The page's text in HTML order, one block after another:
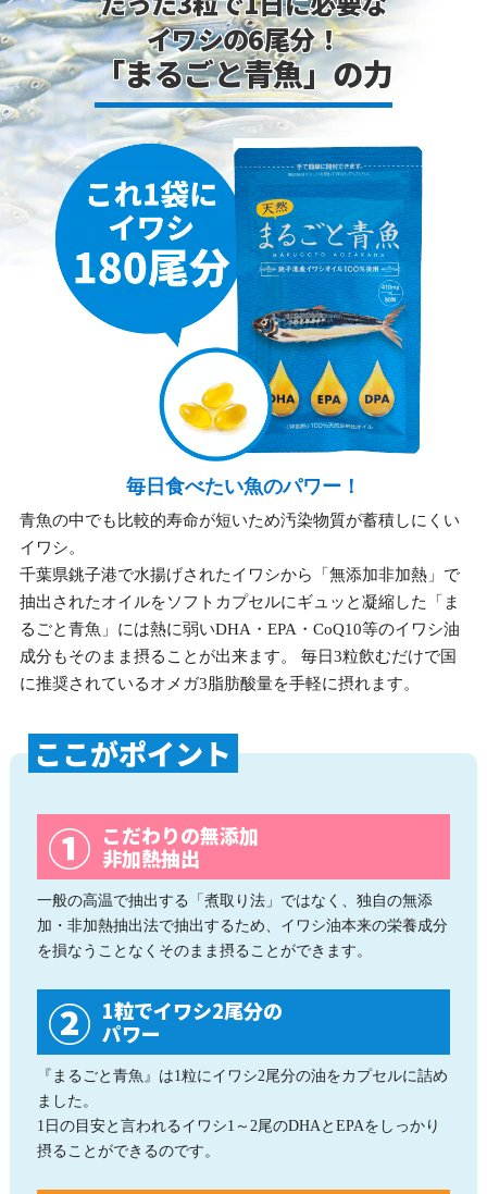
イワシの6尾分！
「まるごと青魚」の力
毎日食べたい魚のパワー！
青魚の中でも比較的寿命が短いため汚染物質が蓄積しにくい
イワシ。
千葉県銚子港で水揚げされたイワシから「無添加非加熱」で
抽出されたオイルをソフトカプセルにギュッと凝縮した「ま
るごと青魚」には熱に弱いDHA・EPA・CoQ10等のイワシ油
成分もそのまま摂ることが出来ます。 毎日3粒飲むだけで国
に推奨されているオメガ3脂肪酸量を手軽に摂れます。
ここがポイント
こだわりの無添加
非加熱抽出
一般の高温で抽出する「煮取り法」ではなく、独自の無添
加・非加熱抽出法で抽出するため、イワシ油本来の栄養成分
を損なうことなくそのまま摂ることができます。
1粒でイワシ2尾分の
パワー
『まるごと青魚』は1粒にイワシ2尾分の油をカプセルに詰め
ました。
1日の目安と言われるイワシ1～2尾のDHAとEPAをしっかり
摂ることができるのです。